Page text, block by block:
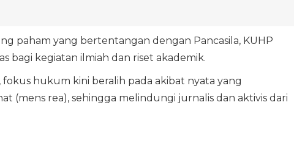
paham yang bertentangan dengan Pancasila, KUHP
bagi kegiatan ilmiah dan riset akademik.
hukum kini beralih pada akibat nyata yang
(mens rea), sehingga melindungi jurnalis dan aktivis dari